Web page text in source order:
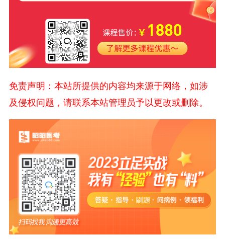
免责声明：本站所提供的内容均来源于网络，如涉
及侵权问题，请联系本站管理员予以更改或删除。